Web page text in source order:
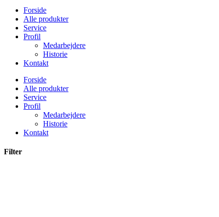
Forside
Alle produkter
Service
Profil
Medarbejdere
Historie
Kontakt
Forside
Alle produkter
Service
Profil
Medarbejdere
Historie
Kontakt
Filter